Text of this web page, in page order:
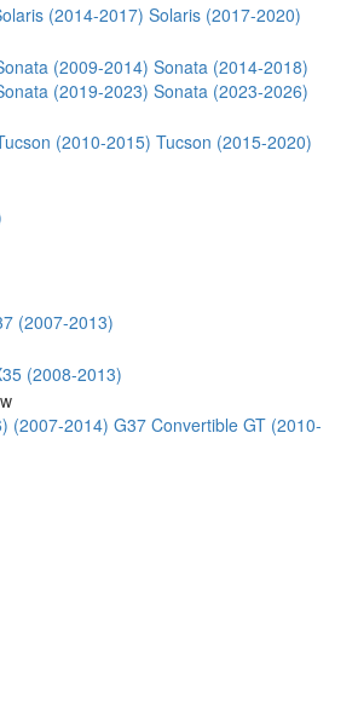
(2014-2017) Solaris (2017-2020)
(2009-2014) Sonata (2014-2018)
(2019-2023) Sonata (2023-2026)
(2010-2015) Tucson (2015-2020)
(2007-2013)
(2008-2013)
(2007-2014) G37 Convertible GT (2010-